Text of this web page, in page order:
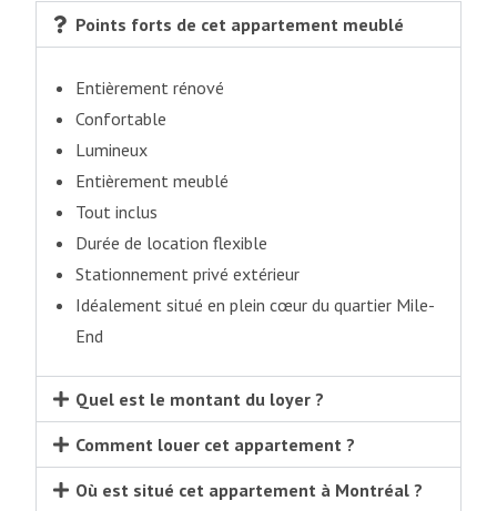
Points forts de cet appartement meublé
Entièrement rénové
Confortable
Lumineux
Entièrement meublé
Tout inclus
Durée de location flexible
Stationnement privé extérieur
Idéalement situé en plein cœur du quartier Mile-
End
Quel est le montant du loyer ?
Comment louer cet appartement ?
Où est situé cet appartement à Montréal ?